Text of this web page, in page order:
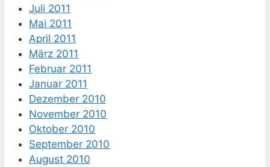
Juli 2011
Mai 2011
April 2011
März 2011
Februar 2011
Januar 2011
Dezember 2010
November 2010
Oktober 2010
September 2010
August 2010